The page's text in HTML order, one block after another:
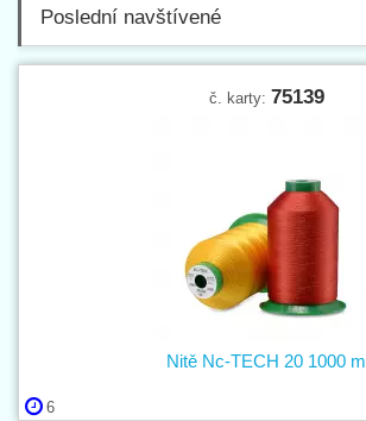
Poslední navštívené
č. karty: 75139
6
Nitě Nc-TECH 20 1000 m